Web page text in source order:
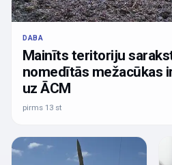
DABA
Mainīts teritoriju
nomedītās mežacūkas
uz ĀCM
pirms 13 st